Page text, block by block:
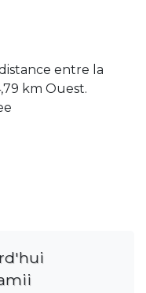
entre la
km Ouest.